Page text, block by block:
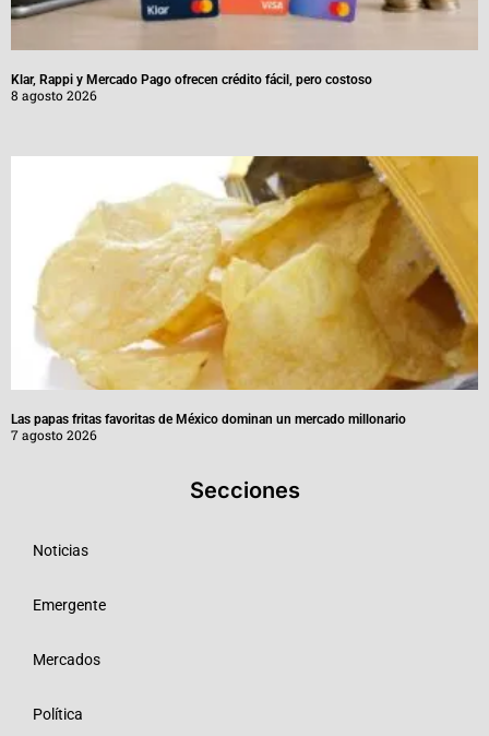
Klar, Rappi y Mercado Pago ofrecen crédito fácil, pero costoso
8 agosto 2026
Las papas fritas favoritas de México dominan un mercado millonario
7 agosto 2026
Secciones
Noticias
Emergente
Mercados
Política